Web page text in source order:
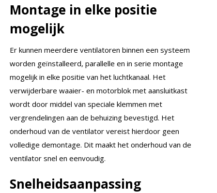
Montage in elke positie
mogelijk
Er kunnen meerdere ventilatoren binnen een systeem
worden geïnstalleerd, parallelle en in serie montage
mogelijk in elke positie van het luchtkanaal. Het
verwijderbare waaier- en motorblok met aansluitkast
wordt door middel van speciale klemmen met
vergrendelingen aan de behuizing bevestigd. Het
onderhoud van de ventilator vereist hierdoor geen
volledige demontage. Dit maakt het onderhoud van de
ventilator snel en eenvoudig.
Snelheidsaanpassing